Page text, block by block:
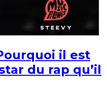
il est
du rap qu’il